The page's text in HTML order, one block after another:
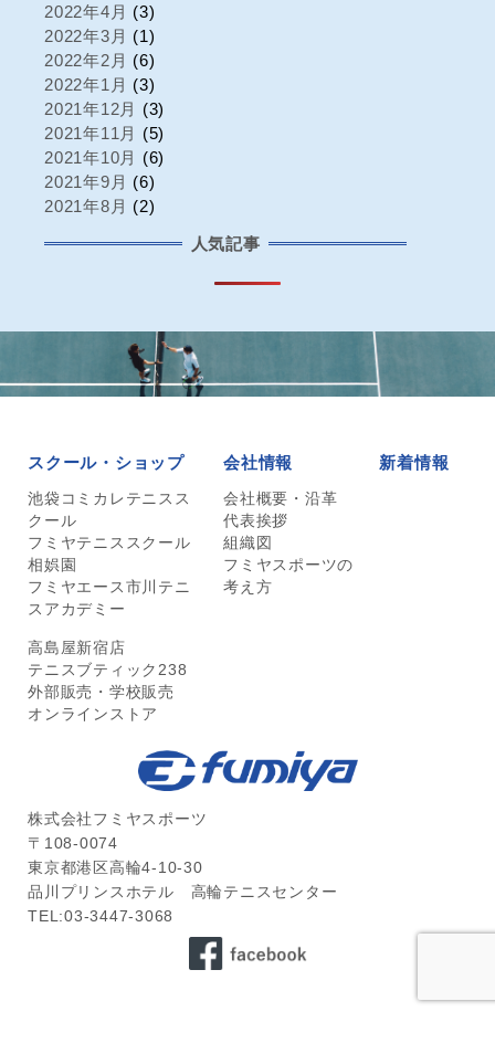
2022年4月 (3)
2022年3月 (1)
2022年2月 (6)
2022年1月 (3)
2021年12月 (3)
2021年11月 (5)
2021年10月 (6)
2021年9月 (6)
2021年8月 (2)
人気記事
株式会社フミヤスポーツ
〒108-0074
東京都港区高輪4-10-30
品川プリンスホテル 高輪テニスセンター
TEL:03-3447-3068
スクール・ショップ
池袋コミカレテニスス
クール
フミヤテニススクール
相娯園
フミヤエース市川テニ
スアカデミー
高島屋新宿店
テニスブティック238
外部販売・学校販売
オンラインストア
会社情報
会社概要・沿革
代表挨拶
組織図
フミヤスポーツの
考え方
新着情報